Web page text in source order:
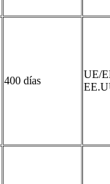
400 días
UE/